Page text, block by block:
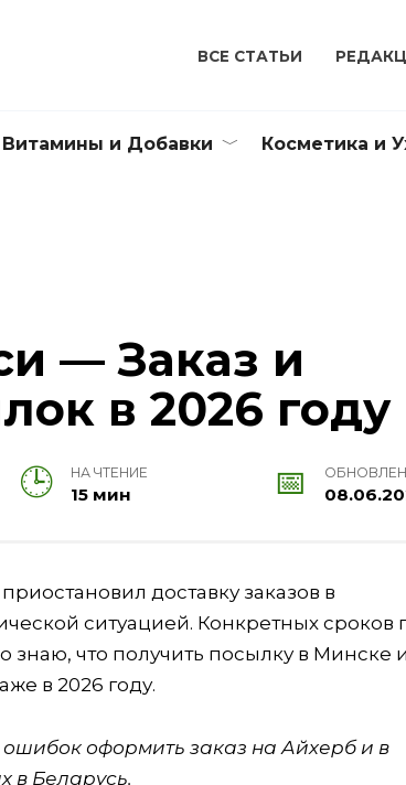
ВСЕ СТАТЬИ
Витамины и Добавки Косметика и
— Заказ и
в 2026 году
НА ЧТЕНИЕ
15 мин
доставку заказов в
ситуацией. Конкретных сроков
знаю, что получить посылку в Минске и
в 2026 году.
ошибок оформить заказ на Айхерб и в
в Беларусь.